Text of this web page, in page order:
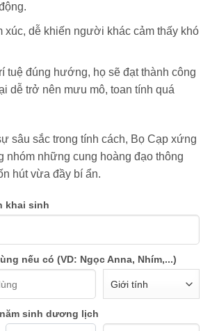
xúc, dễ khiến người khác cảm thấy khó
tuệ đúng hướng, họ sẽ đạt thành công
dễ trở nên mưu mô, toan tính quá
sâu sắc trong tính cách, Bọ Cạp xứng
nhóm những cung hoàng đạo thông
hút vừa đầy bí ẩn.
khai sinh
nếu có (VD: Ngọc Anna, Nhím,...)
sinh dương lịch